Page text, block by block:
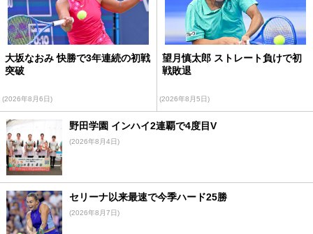
大坂なおみ 快勝で3年連続の初戦
突破
(2026年8月6日)
望月慎太郎 ストレート負けで初
戦敗退
(2026年8月5日)
野田学園 インハイ2連覇で4度目V
(2026年8月4日)
セリーナ以来最速で今季ハード25勝
(2026年8月7日)